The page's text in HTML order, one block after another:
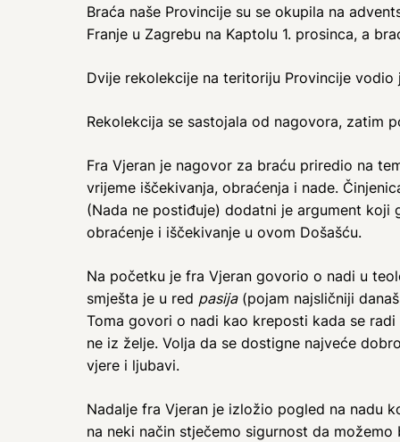
Braća naše Provincije su se okupila na
Franje u Zagrebu na Kaptolu 1. prosinca, a
Dvije rekolekcije na teritoriju Provincije vodio
Rekolekcija se sastojala od nagovora, zatim
Fra Vjeran je nagovor za braću priredio na
vrijeme iščekivanja, obraćenja i nade.
(Nada ne postiđuje) dodatni je argument
obraćenje i iščekivanje u ovom Došašću.
Na početku je fra Vjeran govorio o nadi u
smješta je u red pasija(pojam najsličniji
Toma govori o nadi kao kreposti kada se
ne iz želje. Volja da se dostigne najveće
vjere i ljubavi.
Nadalje fra Vjeran je izložio pogled na nadu
na neki način stječemo sigurnost da